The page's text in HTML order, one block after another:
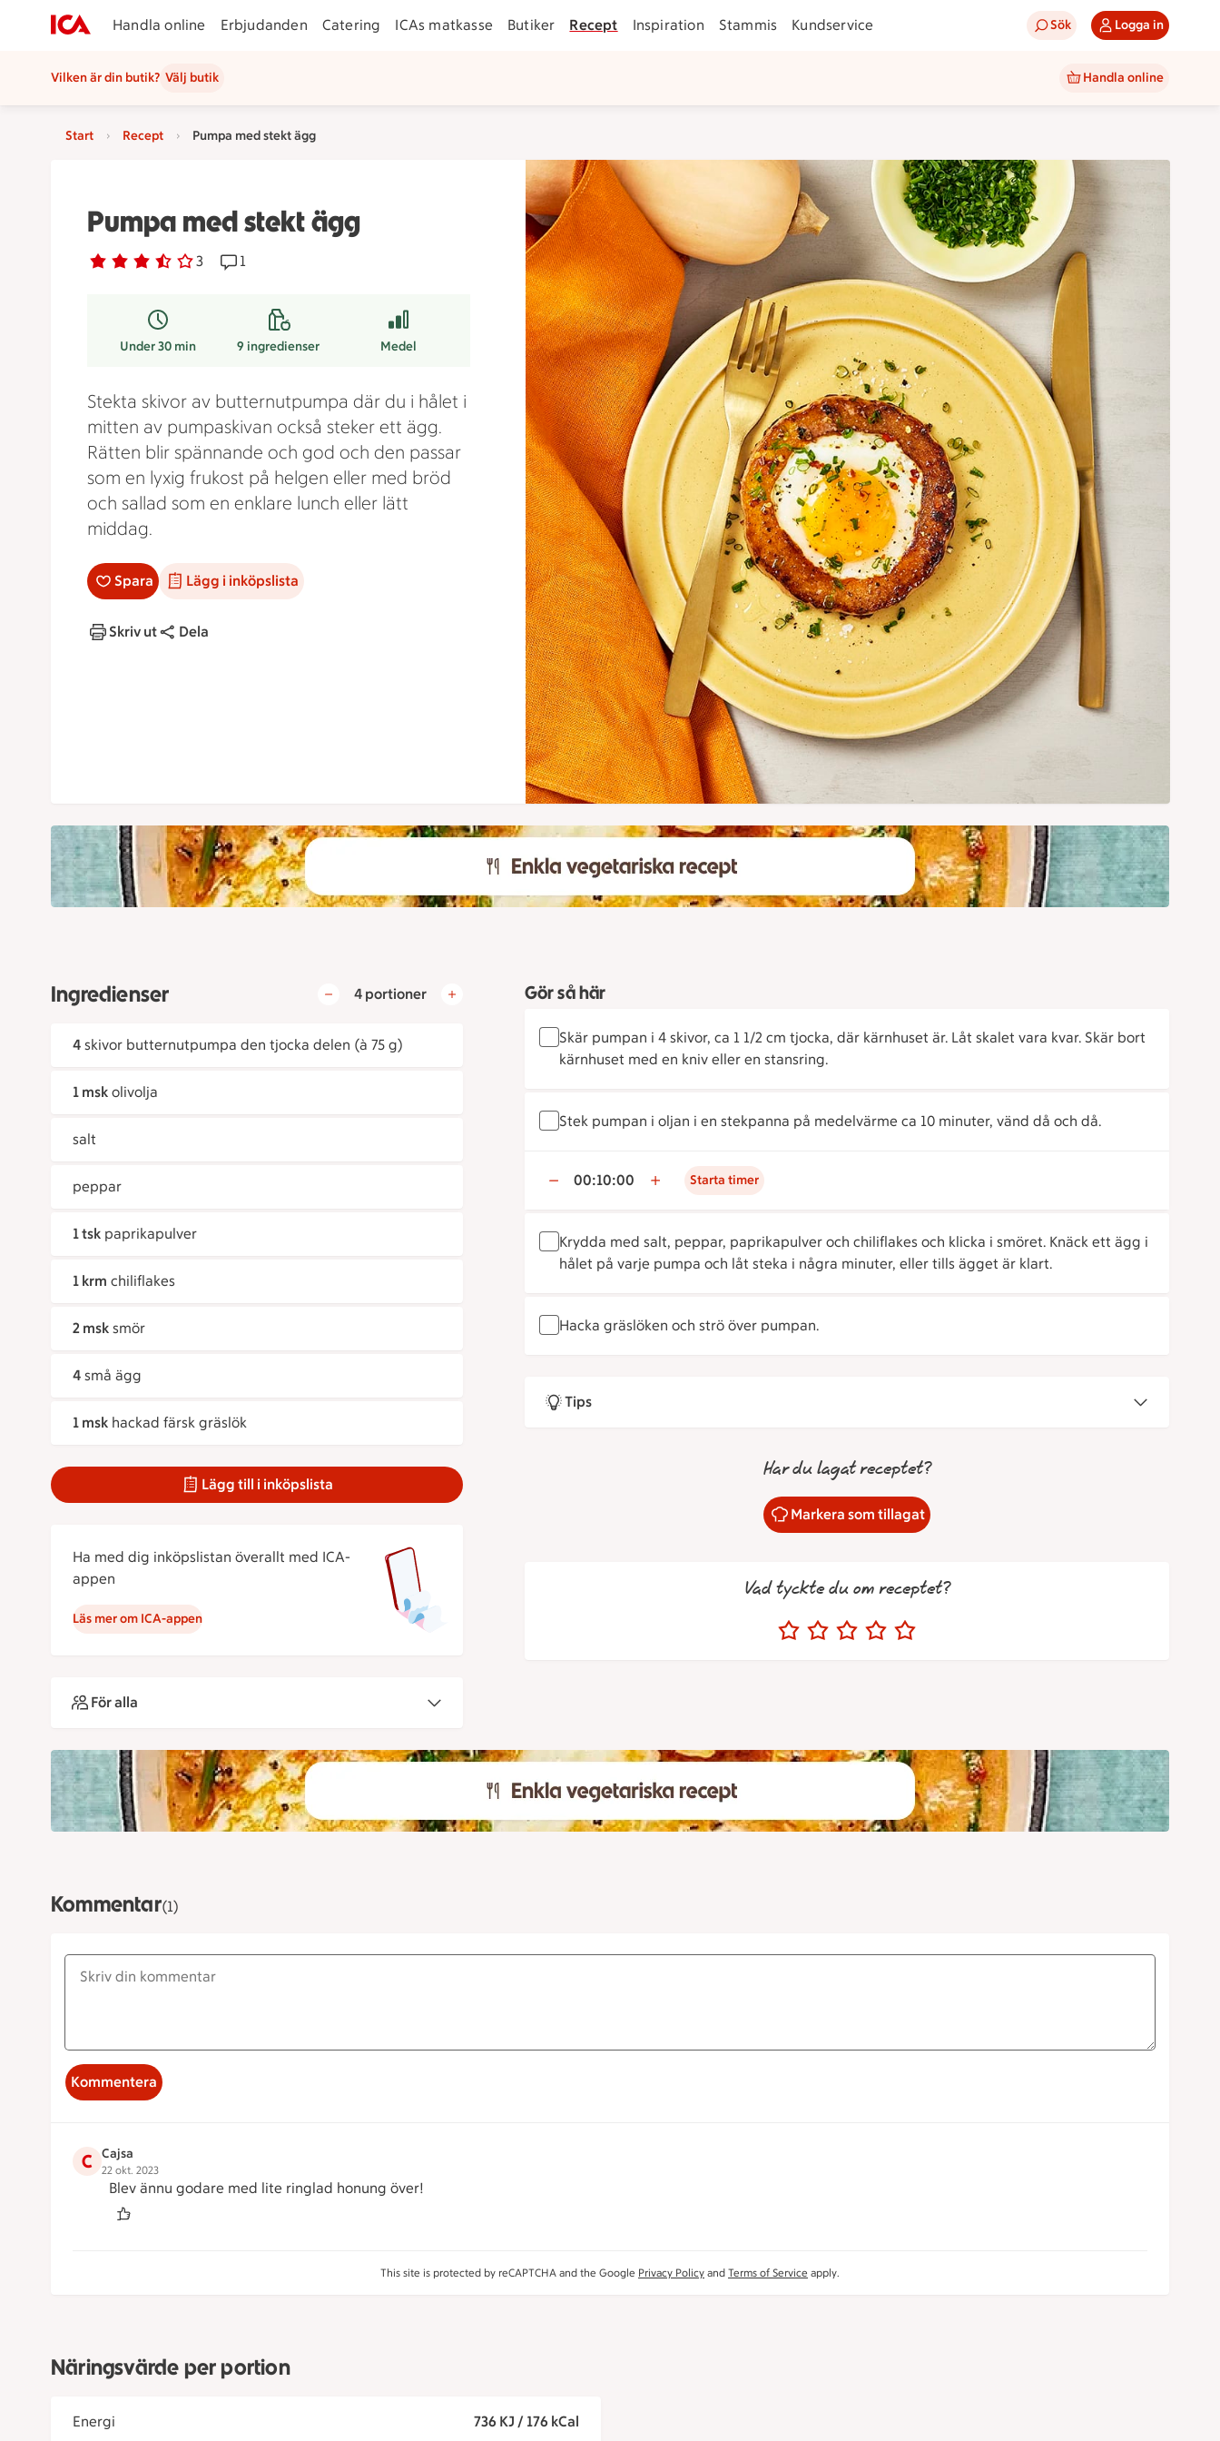
Handla online Erbjudanden Catering ICAs matkasse Butiker Recept Inspiration Stammis Kundservice Sök Logga in
Vilken är din butik? Välj butik Handla online
Start Recept Pumpa med stekt ägg
Pumpa med stekt ägg
Betyg 3.7 av 5. 3
3 personer har röstatReceptet har 1 kommentarer
1
Under 30 min 9ingredienser Medel
Stekta skivor av butternutpumpa där du i hålet i
mitten av pumpaskivan också steker ett ägg.
Rätten blir spännande och god och den passar
som en lyxig frukost på helgen eller med bröd
och sallad som en enklare lunch eller lätt
middag.
Spara Lägg i inköpslista
Skriv ut Dela
Ingredienser 4 portioner
4 skivor butternutpumpa den tjocka delen (à 75 g)
1 msk olivolja
salt
peppar
1 tsk paprikapulver
1 krm chiliflakes
2 msk smör
4 små ägg
1 msk hackad färsk gräslök
Lägg till i inköpslista
Ha med dig inköpslistan överallt med ICA-
appen
Läs mer om ICA-appen
För alla
Gör så här
Skär pumpan i 4 skivor, ca 1 1/2 cm tjocka, där kärnhuset är. Låt skalet vara kvar. Skär bort
kärnhuset med en kniv eller en stansring.
Stek pumpan i oljan i en stekpanna på medelvärme ca 10 minuter, vänd då och då.
00:10:00 Starta timer
Krydda med salt, peppar, paprikapulver och chiliflakes och klicka i smöret. Knäck ett ägg i
hålet på varje pumpa och låt steka i några minuter, eller tills ägget är klart.
Hacka gräslöken och strö över pumpan.
Tips
Har du lagat receptet?
Markera som tillagat
Vad tyckte du om receptet?
Kommentar(1)
Kommentera
C Cajsa
22 okt. 2023
Blev ännu godare med lite ringlad honung över!
This site is protected by reCAPTCHA and the Google Privacy Policy and Terms of Service apply.
Näringsvärde per portion
Energi 736 KJ / 176 kCal